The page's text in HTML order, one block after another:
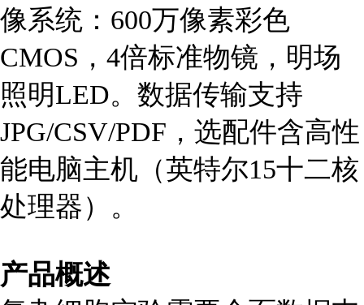
像系统：600万像素彩色
CMOS，4倍标准物镜，明场
照明LED。数据传输支持
JPG/CSV/PDF，选配件含高性
能电脑主机（英特尔15十二核
处理器）。
产品概述